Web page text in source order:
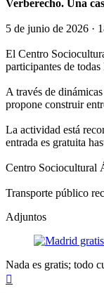
Verberecho. Una
5 de junio de 2026 ·
El Centro
participantes de
A través de
propone construir
La actividad está
entrada es gratuita
Centro Sociocultural
Transporte público
Adjuntos
Nada es gratis; todo